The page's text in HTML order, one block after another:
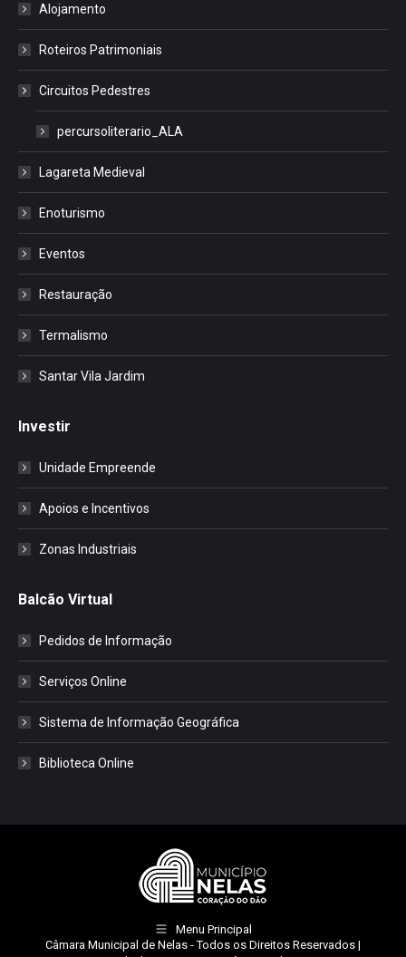
Alojamento
Roteiros Patrimoniais
Circuitos Pedestres
percursoliterario_ALA
Lagareta Medieval
Enoturismo
Eventos
Restauração
Termalismo
Santar Vila Jardim
Investir
Unidade Empreende
Apoios e Incentivos
Zonas Industriais
Balcão Virtual
Pedidos de Informação
Serviços Online
Sistema de Informação Geográfica
Biblioteca Online
Menu Principal
Câmara Municipal de Nelas - Todos os Direitos Reservados |